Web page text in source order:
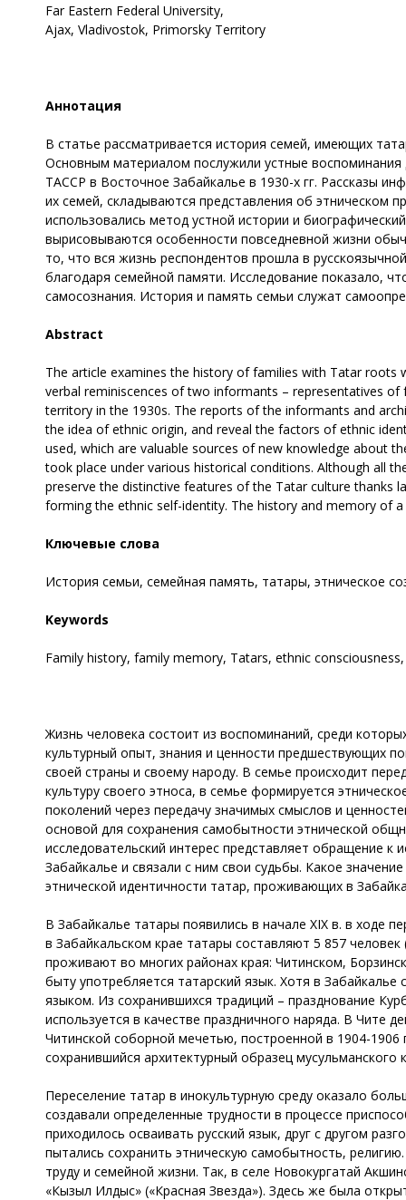
Far Eastern Federal University,
Ajax, Vladivostok, Primorsky Territory
Аннотация
В статье рассматривается история семей, имеющих
Основным материалом послужили устные воспоминания
ТАССР в Восточное Забайкалье в 1930-х гг. Рассказы
их семей, складываются представления об этническом
использовались метод устной истории и
вырисовываются особенности повседневной жизни
то, что вся жизнь респондентов прошла в
благодаря семейной памяти. Исследование показало,
самосознания. История и память семьи служат
Abstract
The article examines the history of families with Tatar roots
verbal reminiscences of two informants – representatives
territory in the 1930s. The reports of the informants and
the idea of ethnic origin, and reveal the factors of ethnic
used, which are valuable sources of new knowledge about
took place under various historical conditions. Although all
preserve the distinctive features of the Tatar culture
forming the ethnic self-identity. The history and memory of
Ключевые слова
История семьи, семейная память, татары, этническое
Keywords
Family history, family memory, Tatars, ethnic
Жизнь человека состоит из воспоминаний, среди
культурный опыт, знания и ценности предшествующих
своей страны и своему народу. В семье происходит
культуру своего этноса, в семье формируется
поколений через передачу значимых смыслов и
основой для сохранения самобытности этнической
исследовательский интерес представляет обращение
Забайкалье и связали с ним свои судьбы. Какое
этнической идентичности татар, проживающих в
В Забайкалье татары появились в начале XIX в. в ходе
в Забайкальском крае татары составляют 5 857
проживают во многих районах края: Читинском,
быту употребляется татарский язык. Хотя в
языком. Из сохранившихся традиций – празднование
используется в качестве праздничного наряда. В Чите
Читинской соборной мечетью, построенной в 1904-
сохранившийся архитектурный образец
Переселение татар в инокультурную среду оказало
создавали определенные трудности в процессе
приходилось осваивать русский язык, друг с другом
пытались сохранить этническую самобытность,
труду и семейной жизни. Так, в селе Новокургатай
«Кызыл Илдыс» («Красная Звезда»). Здесь же была